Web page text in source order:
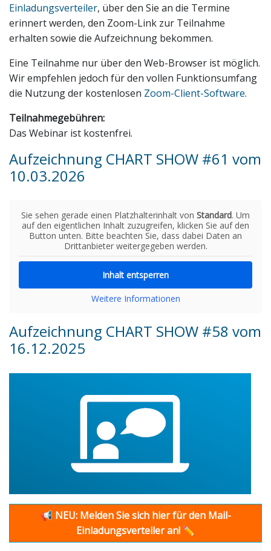
Einladungsverteiler, über den Sie an die Termine
erinnert werden, den Zoom-Link zur Teilnahme
erhalten sowie die Aufzeichnung bekommen.
Eine Teilnahme nur über den Web-Browser ist möglich.
Wir empfehlen jedoch für den vollen Funktionsumfang
die Nutzung der kostenlosen Zoom-Client-Software.
Teilnahmegebühren:
Das Webinar ist kostenfrei.
Aufzeichnung CHART SHOW #61 vom
10.03.2026
Sie sehen gerade einen Platzhalterinhalt von Standard. Um
auf den eigentlichen Inhalt zuzugreifen, klicken Sie auf den
Button unten. Bitte beachten Sie, dass dabei Daten an
Drittanbieter weitergegeben werden.
Inhalt entsperren
Weitere Informationen
Aufzeichnung CHART SHOW #58 vom
16.12.2025
📢 NEU: Melden Sie sich hier für den Mail-
Einladungsverteiler an! ✏